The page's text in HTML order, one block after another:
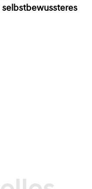
selbstbewussteres